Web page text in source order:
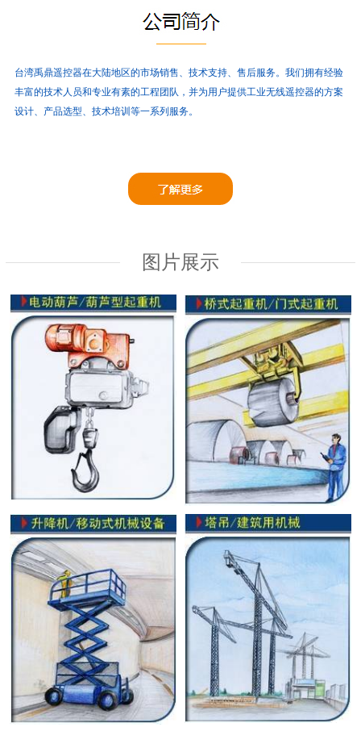
台湾禹鼎遥控器在大陆地区的市场销售、技术支持、售后服务。 我们拥有经验
丰富的技术人员和专业有素的工程团队，并为用户提供工业无线遥控器的方案
设计、产品选型、技术培训等一系列服务。
图片展示